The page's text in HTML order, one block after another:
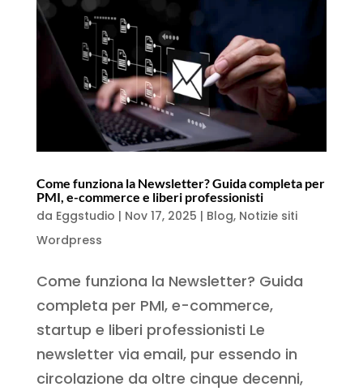
Come funziona la Newsletter? Guida completa per
PMI, e-commerce e liberi professionisti
da Eggstudio | Nov 17, 2025 | Blog, Notizie siti
Wordpress
Come funziona la Newsletter? Guida
completa per PMI, e-commerce,
startup e liberi professionisti Le
newsletter via email, pur essendo in
circolazione da oltre cinque decenni,